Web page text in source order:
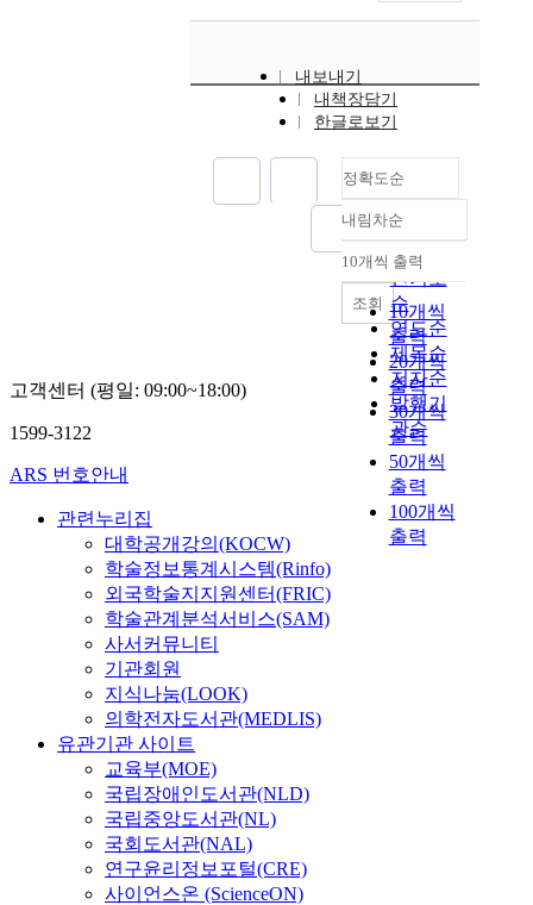
내보내기
내책장담기
한글로보기
정확도순
정확도
순
인기도
순
연도순
제목순
저자순
발행기
관순
내림차순
내림차순
10개씩 출력
10개씩
출력
20개씩
출력
30개씩
출력
50개씩
출력
100개씩
출력
조회
고객센터 (평일: 09:00~18:00)
1599-3122
ARS 번호안내
관련누리집
대학공개강의(KOCW)
학술정보통계시스템(Rinfo)
외국학술지지원센터(FRIC)
학술관계분석서비스(SAM)
사서커뮤니티
기관회원
지식나눔(LOOK)
의학전자도서관(MEDLIS)
유관기관 사이트
교육부(MOE)
국립장애인도서관(NLD)
국립중앙도서관(NL)
국회도서관(NAL)
연구윤리정보포털(CRE)
사이언스온 (ScienceON)